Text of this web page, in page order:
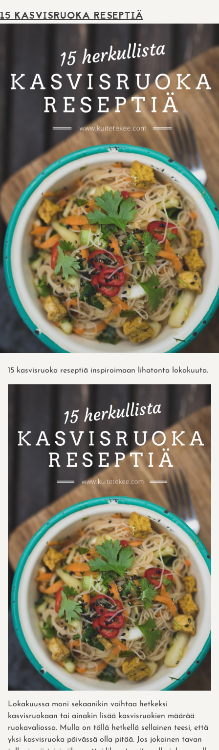
15 KASVISRUOKA RESEPTIÄ
15 kasvisruoka reseptiä inspiroimaan lihatonta lokakuuta.
Lokakuussa moni sekaanikin vaihtaa hetkeksi
kasvisruokaan tai ainakin lisää kasvisruokien määrää
ruokavaliossa. Mulla on tällä hetkellä sellainen teesi, että
yksi kasvisruoka päivässä olla pitää. Jos jokainen tavan